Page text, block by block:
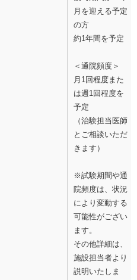
月を迎える予定
の方
約1年間を予定
＜通院頻度＞
月1回程度また
は週1回程度を
予定
（治験担当医師
とご相談いただ
きます）
※試験期間や通
院頻度は、状況
により変動する
可能性がござい
ます。
その他詳細は、
施設担当者より
説明いたしま